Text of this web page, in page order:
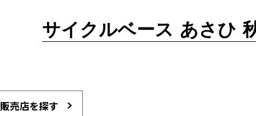
サイクルベース あさひ
販売店を探す